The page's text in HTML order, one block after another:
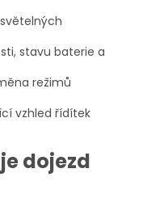
stavu baterie a
režimů
vzhled řídítek
dojezd